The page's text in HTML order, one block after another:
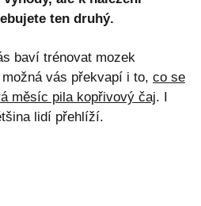
ten druhý.
baví trénovat mozek
vás překvapí i to, co se
měsíc pila kopřivový čaj. I
lidí přehlíží.